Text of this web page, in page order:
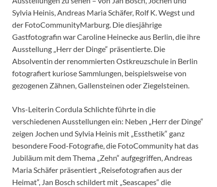
Sylvia Heinis, Andreas Maria Schäfer, Rolf K. Wegst und
der FotoCommunityMarburg. Die diesjährige
Gastfotografin war Caroline Heinecke aus Berlin, die ihre
Ausstellung „Herr der Dinge“ präsentierte. Die
Absolventin der renommierten Ostkreuzschule in Berlin
fotografiert kuriose Sammlungen, beispielsweise von
gezogenen Zähnen, Gallensteinen oder Ziegelsteinen.
Vhs-Leiterin Cordula Schlichte führte in die
verschiedenen Ausstellungen ein: Neben „Herr der Dinge“
zeigen Jochen und Sylvia Heinis mit „Essthetik“ ganz
besondere Food-Fotografie, die FotoCommunity hat das
Jubiläum mit dem Thema „Zehn“ aufgegriffen, Andreas
Maria Schäfer präsentiert „Reisefotografien aus der
Heimat“, Jan Bosch schildert mit „Seascapes“ die